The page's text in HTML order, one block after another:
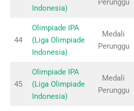
Indonesia)
Perunggu
44
Olimpiade IPA
(Liga Olimpiade
Indonesia)
Medali
Perunggu
45
Olimpiade IPA
(Liga Olimpiade
Indonesia)
Medali
Perunggu